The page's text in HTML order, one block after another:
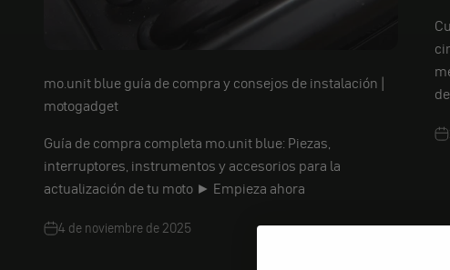
mo.unit blue guía de compra y consejos de instalación |
motogadget
Guía de compra completa mo.unit blue: Piezas,
interruptores, instrumentos y accesorios para la
actualización de tu moto ► Empieza ahora
4 de noviembre de 2025